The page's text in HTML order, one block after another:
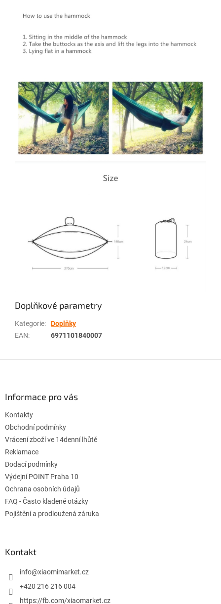
Doplňkové parametry
Kategorie:
Doplňky
EAN: 6971101840007
Informace pro vás
Kontakty
Obchodní podmínky
Vrácení zboží ve 14denní lhůtě
Reklamace
Dodací podmínky
Výdejní POINT Praha 10
Ochrana osobních údajů
FAQ - Často kladené otázky
Pojištění a prodloužená záruka
Kontakt
info@xiaomimarket.cz
+420 216 216 004
https://fb.com/xiaomarket.cz